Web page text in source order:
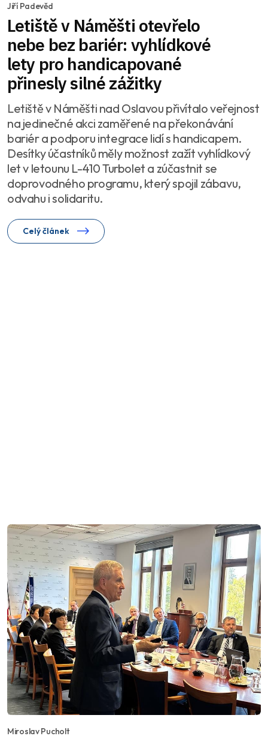
Jiří Padevěd
Letiště v Náměšti otevřelo
nebe bez bariér: vyhlídkové
lety pro handicapované
přinesly silné zážitky
Letiště v Náměšti nad Oslavou přivítalo veřejnost
na jedinečné akci zaměřené na překonávání
bariér a podporu integrace lidí s handicapem.
Desítky účastníků měly možnost zažít vyhlídkový
let v letounu L-410 Turbolet a zúčastnit se
doprovodného programu, který spojil zábavu,
odvahu i solidaritu.
Celý článek
Miroslav Pucholt